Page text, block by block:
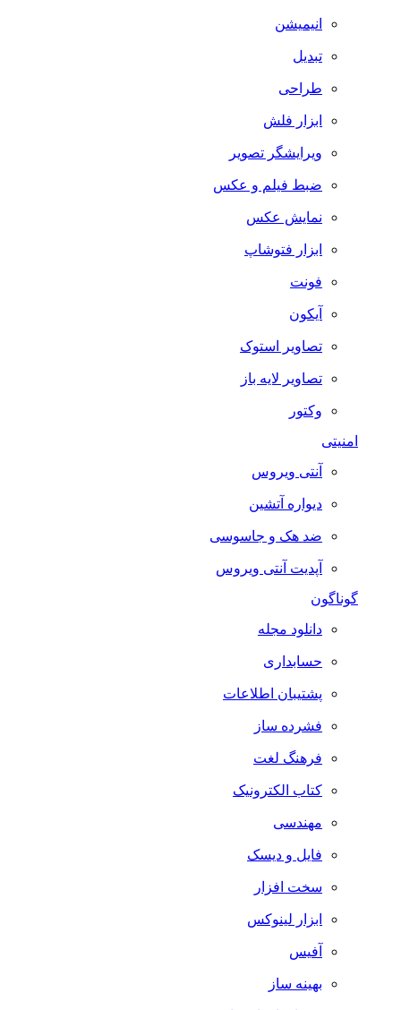
انیمیشن
تبدیل
طراحی
ابزار فلش
ویرایشگر تصویر
ضبط فيلم و عكس
نمایش عکس
ابزار فتوشاپ
فونت
آیکون
تصاویر استوک
تصاویر لایه باز
وکتور
امنیتی
آنتی ویروس
دیواره آتشین
ضد هک و جاسوسی
آپدیت آنتی ویروس
گوناگون
دانلود مجله
حسابداری
پشتیبان اطلاعات
فشرده ساز
فرهنگ لغت
کتاب الکترونیک
مهندسی
فایل و دیسک
سخت افزار
ابزار لینوکس
آفیس
بهینه ساز